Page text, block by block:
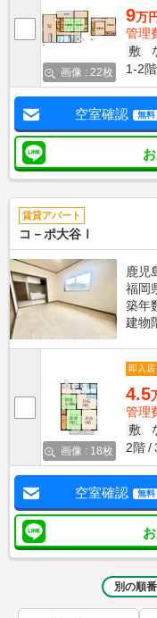
画像 : 22枚
9万
管理
敷
1-2階
空室確認 無料
賃貸アパート
コ－ポ大谷Ⅰ
鹿児
福岡
築年
建物
画像 : 18枚
即入居
4.5
管理
敷
2階
空室確認 無料
別の順